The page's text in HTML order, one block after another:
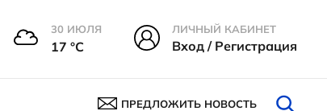
30 ИЮЛЯ
17 °С
ЛИЧНЫЙ КАБИНЕТ
Вход / Регистрация
ПРЕДЛОЖИТЬ НОВОСТЬ